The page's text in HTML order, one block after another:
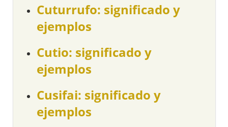
Cuturrufo: significado y
ejemplos
Cutio: significado y
ejemplos
Cusifai: significado y
ejemplos